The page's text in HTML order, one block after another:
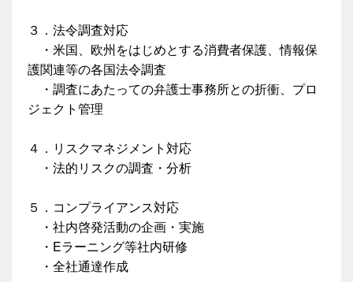
３．法令調査対応
・米国、欧州をはじめとする消費者保護、情報保
護関連等の各国法令調査
・調査にあたっての弁護士事務所との折衝、プロ
ジェクト管理
４．リスクマネジメント対応
・法的リスクの調査・分析
５．コンプライアンス対応
・社内啓発活動の企画・実施
・Eラーニング等社内研修
・全社通達作成